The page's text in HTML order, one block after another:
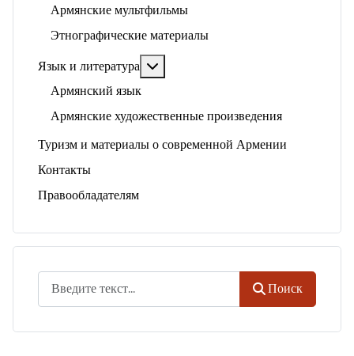
Армянские мультфильмы
Этнографические материалы
Язык и литература
Армянский язык
Армянские художественные произведения
Туризм и материалы о современной Армении
Контакты
Правообладателям
Поиск